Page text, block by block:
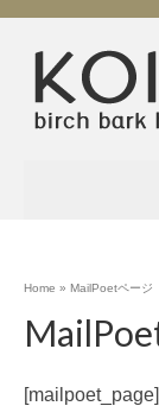
Home » MailPoetページ
[mailpoet_page]